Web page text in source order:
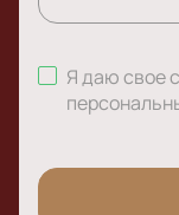
Я даю свое